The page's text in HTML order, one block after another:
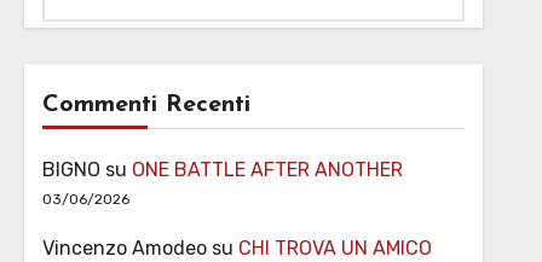
Commenti Recenti
BIGNO su ONE BATTLE AFTER ANOTHER
03/06/2026
Vincenzo Amodeosu CHI TROVA UN AMICO